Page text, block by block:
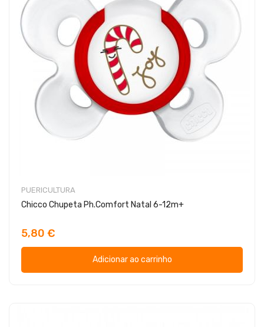
PUERICULTURA
Chicco Chupeta Ph.Comfort Natal 6-12m+
5,80 €
Adicionar ao carrinho